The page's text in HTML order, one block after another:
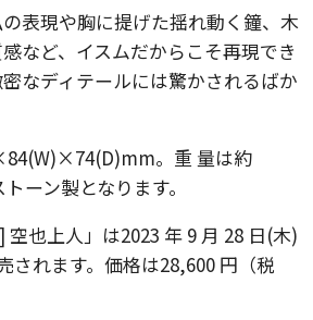
表現や胸に提げた揺れ動く鐘、木
など、イスムだからこそ再現でき
なディテールには驚かされるばか
。重 量は約
ーン製となります。
空也上人」は2023 年 9 月 28 日(木)
されます。価格は28,600 円（税